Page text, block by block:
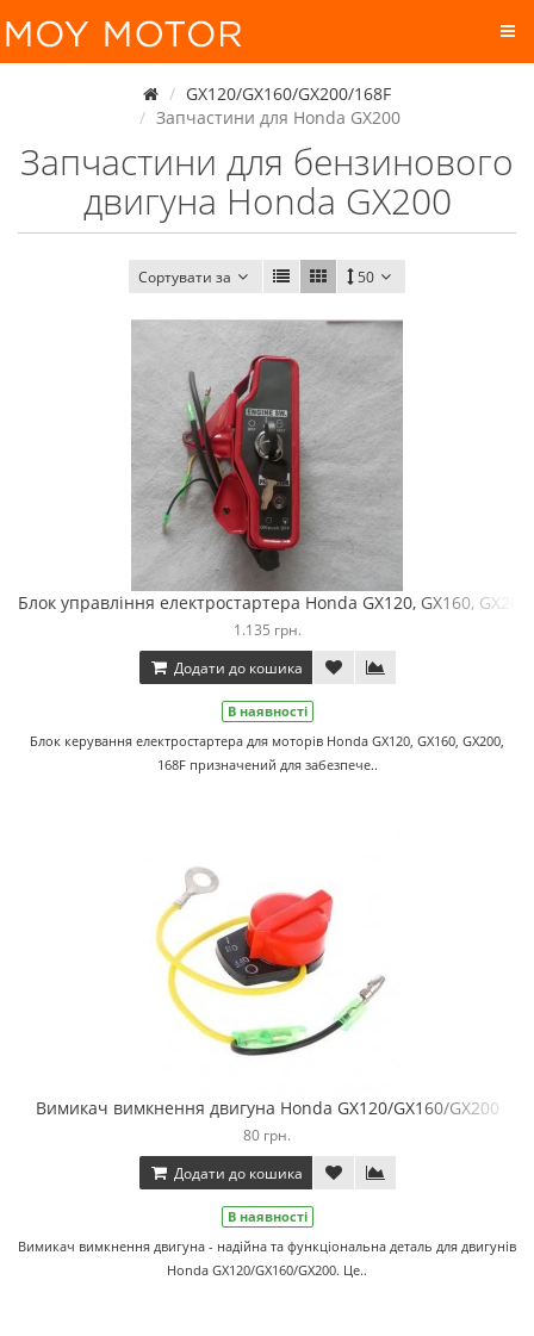
GX120/GX160/GX200/168F
Запчастини для Honda GX200
Запчастини для бензинового
двигуна Honda GX200
Сортувати за 50
Блок управління електростартера Honda GX120, GX160,
1.135 грн.
Додати до кошика
В наявності
Блок керування електростартера для моторів Honda GX120, GX160, GX200,
168F призначений для забезпече..
Вимикач вимкнення двигуна Honda GX120/GX160/GX200
80 грн.
Додати до кошика
В наявності
Вимикач вимкнення двигуна - надійна та функціональна деталь для двигунів
Honda GX120/GX160/GX200. Це..